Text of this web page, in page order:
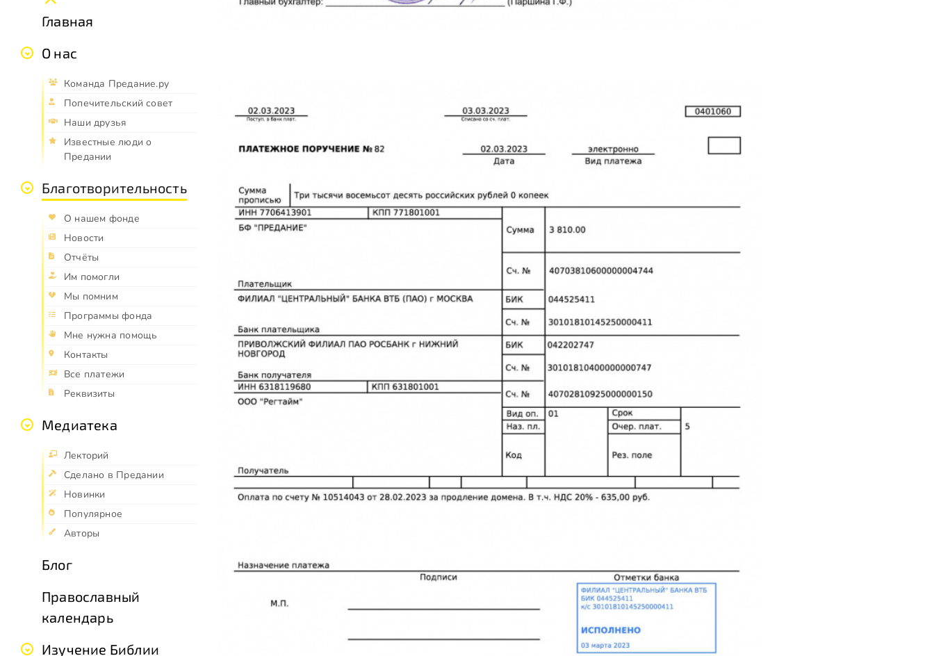
Главная
О нас
Команда Предание.ру
Попечительский совет
Наши друзья
Известные люди о
Предании
Благотворительность
О нашем фонде
Новости
Отчёты
Им помогли
Мы помним
Программы фонда
Мне нужна помощь
Контакты
Все платежи
Реквизиты
Медиатека
Лекторий
Сделано в Предании
Новинки
Популярное
Авторы
Блог
Православный
календарь
Изучение Библии